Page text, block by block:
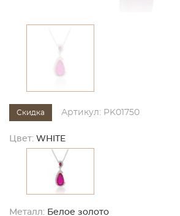
Скидка Артикул: PK01750
Цвет: WHITE
Металл: Белое золото